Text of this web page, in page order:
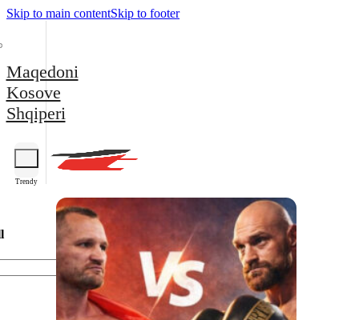
Skip to main contentSkip to footer
Maqedoni
Kosove
Shqiperi
Trendy